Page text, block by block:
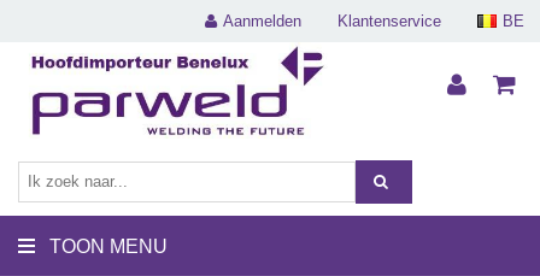
BE
Klantenservice
Aanmelden
TOON MENU